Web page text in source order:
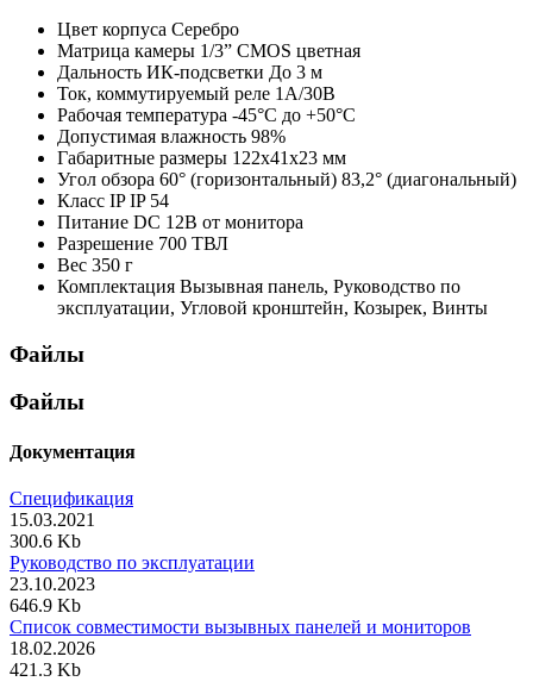
Цвет корпуса Серебро
Матрица камеры 1/3” CMOS цветная
Дальность ИК-подсветки До 3 м
Ток, коммутируемый реле 1А/30В
Рабочая температура -45°С до +50°С
Допустимая влажность 98%
Габаритные размеры 122х41х23 мм
Угол обзора 60° (горизонтальный) 83,2° (диагональный)
Класс IP IP 54
Питание DC 12В от монитора
Разрешение 700 ТВЛ
Вес 350 г
Комплектация Вызывная панель, Руководство по
эксплуатации, Угловой кронштейн, Козырек, Винты
Файлы
Файлы
Документация
Спецификация
15.03.2021
300.6 Kb
Руководство по эксплуатации
23.10.2023
646.9 Kb
Список совместимости вызывных панелей и мониторов
18.02.2026
421.3 Kb